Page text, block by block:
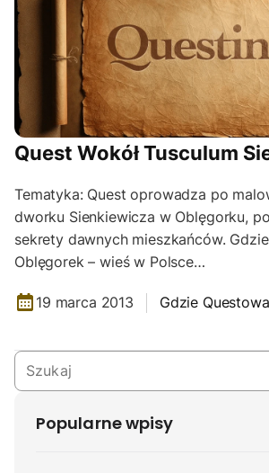
Quest Wokół Tusculum
Tematyka: Quest oprowadza po
dworku Sienkiewicza w Oblęgorku,
sekrety dawnych mieszkańców.
Oblęgorek – wieś w Polsce…
19 marca 2013 Gdzie
Popularne wpisy